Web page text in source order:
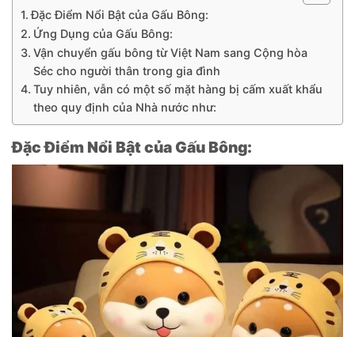
Đặc Điểm Nổi Bật của Gấu Bông:
Ứng Dụng của Gấu Bông:
Vận chuyển gấu bông từ Việt Nam sang Cộng hòa
Séc cho người thân trong gia đình
Tuy nhiên, vẫn có một số mặt hàng bị cấm xuất khẩu
theo quy định của Nhà nước như:
Đặc Điểm Nổi Bật của Gấu Bông: